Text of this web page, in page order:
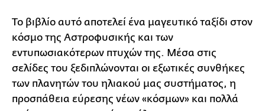
Το βιβλίο αυτό αποτελεί ένα μαγευτικό ταξίδι στον
κόσμο της Αστροφυσικής και των
εντυπωσιακότερων πτυχών της. Μέσα στις
σελίδες του ξεδιπλώνονται οι εξωτικές συνθήκες
των πλανητών του ηλιακού μας συστήματος, η
προσπάθεια εύρεσης νέων «κόσμων» και πολλά